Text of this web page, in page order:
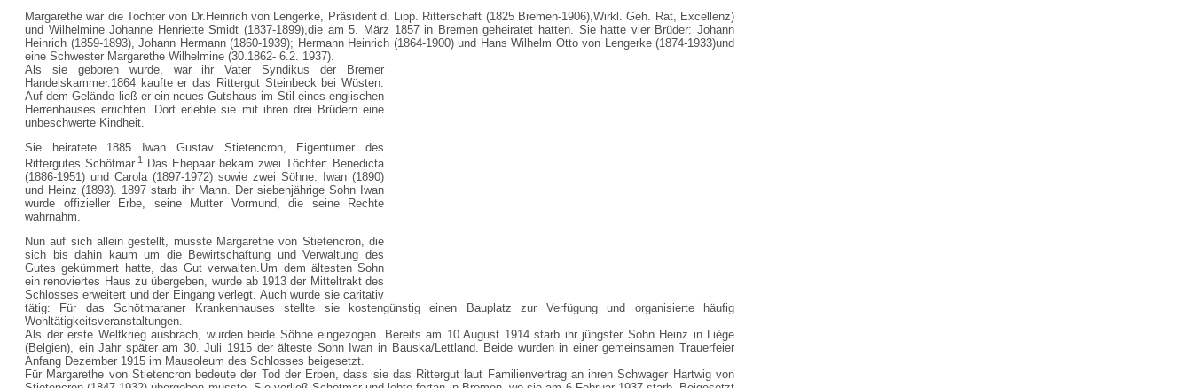
Margarethe war die Tochter von Dr.Heinrich von Lengerke, Präsident d. Lipp. Ritterschaft (1825 Bremen-1906),Wirkl. Geh. Rat, Excellenz)
und Wilhelmine Johanne Henriette Smidt (1837-1899),die am 5. März 1857 in Bremen geheiratet hatten. Sie hatte vier Brüder: Johann
Heinrich (1859-1893), Johann Hermann (1860-1939); Hermann Heinrich (1864-1900) und Hans Wilhelm Otto von Lengerke (1874-1933)und
eine Schwester Margarethe Wilhelmine (30.1862- 6.2. 1937).
Als sie geboren wurde, war ihr Vater Syndikus der Bremer
Handelskammer.1864 kaufte er das Rittergut Steinbeck bei Wüsten.
Auf dem Gelände ließ er ein neues Gutshaus im Stil eines englischen
Herrenhauses errichten. Dort erlebte sie mit ihren drei Brüdern eine
unbeschwerte Kindheit.
Sie heiratete 1885 Iwan Gustav Stietencron, Eigentümer des
Rittergutes Schötmar.1
Das Ehepaar bekam zwei Töchter: Benedicta
(1886-1951) und Carola (1897-1972) sowie zwei Söhne: Iwan (1890)
und Heinz (1893). 1897 starb ihr Mann. Der siebenjährige Sohn Iwan
wurde offizieller Erbe, seine Mutter Vormund, die seine Rechte
wahrnahm.
Nun auf sich allein gestellt, musste Margarethe von Stietencron, die
sich bis dahin kaum um die Bewirtschaftung und Verwaltung des
Gutes gekümmert hatte, das Gut verwalten.Um dem ältesten Sohn
ein renoviertes Haus zu übergeben, wurde ab 1913 der Mitteltrakt des
Schlosses erweitert und der Eingang verlegt. Auch wurde sie caritativ
tätig: Für das Schötmaraner Krankenhauses stellte sie kostengünstig einen Bauplatz zur Verfügung und organisierte häufig
Wohltätigkeitsveranstaltungen.
Als der erste Weltkrieg ausbrach, wurden beide Söhne eingezogen. Bereits am 10 August 1914 starb ihr jüngster Sohn Heinz in Liège
(Belgien), ein Jahr später am 30. Juli 1915 der älteste Sohn Iwan in Bauska/Lettland. Beide wurden in einer gemeinsamen Trauerfeier
Anfang Dezember 1915 im Mausoleum des Schlosses beigesetzt.
Für Margarethe von Stietencron bedeute der Tod der Erben, dass sie das Rittergut laut Familienvertrag an ihren Schwager Hartwig von